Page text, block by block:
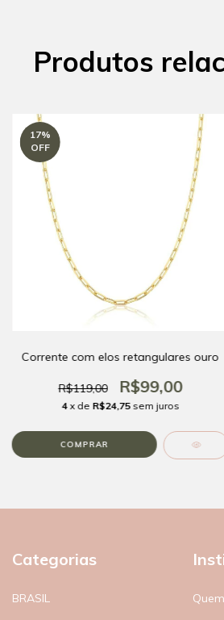
Produtos
17%
OFF
Corrente com elos retangulares ouro
R$119,00 R$99,00
4 x de R$24,75 sem juros
Categorias
BRASIL